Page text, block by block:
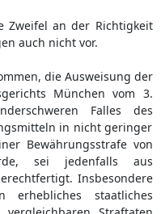
Zweifel an der Richtigkeit
auch nicht vor.
die Ausweisung der
München vom 3.
Falles des
in nicht geringer
Bewährungsstrafe von
sei jedenfalls aus
Insbesondere
erhebliches staatliches